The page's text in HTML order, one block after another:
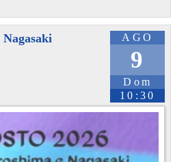
AGO
9
Dom
10:30